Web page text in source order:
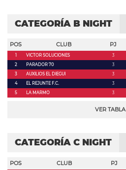
CATEGORÍA B NIGHT
POS CLUB PJ
1 VICTOR SOLUCIONES 3
2
PARADOR 70 3
3
AUXILIOS EL DIEGUI 3
4
EL REJUNTE F.C. 3
5
LA MARMO 3
VER TABLA
CATEGORÍA C NIGHT
POS CLUB PJ